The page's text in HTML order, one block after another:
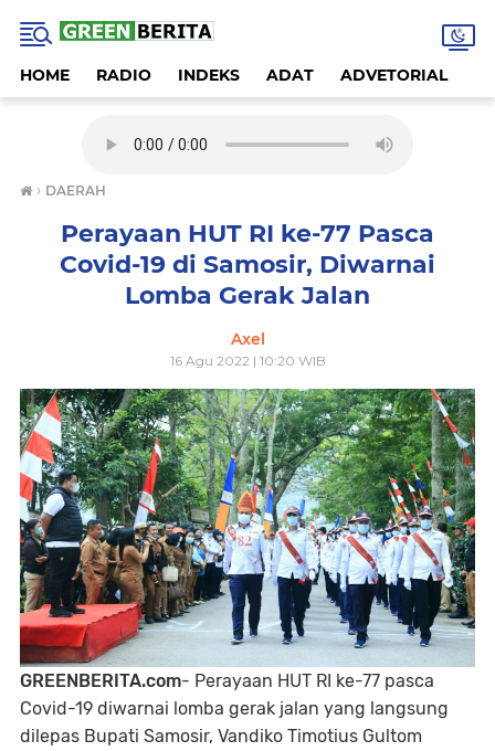
HOME RADIO INDEKS ADAT ADVETORIAL
› DAERAH
Perayaan HUT RI ke-77 Pasca
Covid-19 di Samosir, Diwarnai
Lomba Gerak Jalan
Axel
16 Agu 2022 | 10:20 WIB
GREENBERITA.com- Perayaan HUT RI ke-77 pasca
Covid-19 diwarnai lomba gerak jalan yang langsung
dilepas Bupati Samosir, Vandiko Timotius Gultom